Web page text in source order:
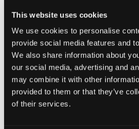
This website uses cookies
We use cookies to personalise
provide social media features and
We also share information about
our social media, advertising and
may combine it with other
provided to them or that they’ve
of their services.
One Size
Opplevd størrelse
Riktig